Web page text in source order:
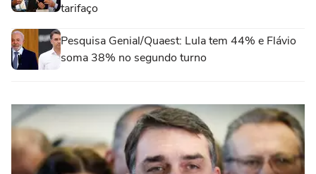
tarifaço
Pesquisa Genial/Quaest: Lula tem 44% e Flávio
soma 38% no segundo turno